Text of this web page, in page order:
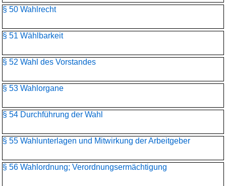
§ 50 Wahlrecht
§ 51 Wählbarkeit
§ 52 Wahl des Vorstandes
§ 53 Wahlorgane
§ 54 Durchführung der Wahl
§ 55 Wahlunterlagen und Mitwirkung der Arbeitgeber
§ 56 Wahlordnung; Verordnungsermächtigung